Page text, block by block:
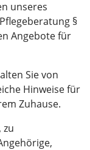
unseres
§
Angebote für
Sie von
Hinweise für
Zuhause.
zu